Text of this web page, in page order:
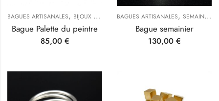
BAGUES ARTISANALES, BIJOUX ORIGINAUX : NOTRE SÉLECTION ,
Bague Palette du peintre
85,00 €
BAGUES ARTISANALES, SEMAINIERS
Bague semainier
130,00 €